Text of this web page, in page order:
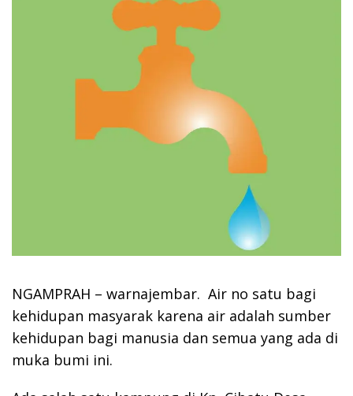
NGAMPRAH – warnajembar. Air no satu bagi
kehidupan masyarak karena air adalah sumber
kehidupan bagi manusia dan semua yang ada di
muka bumi ini.